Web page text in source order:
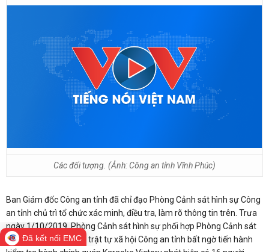
Các đối tượng. (Ảnh: Công an tỉnh Vĩnh Phúc)
Ban Giám đốc Công an tỉnh đã chỉ đạo Phòng Cảnh sát hình sự Công
an tỉnh chủ trì tổ chức xác minh, điều tra, làm rõ thông tin trên. Trưa
ngày 1/10/2019, Phòng Cảnh sát hình sự phối hợp Phòng Cảnh sát
quản lý hành chính về trật tự xã hội Công an tỉnh bất ngờ tiến hành
Đã kết nối EMC